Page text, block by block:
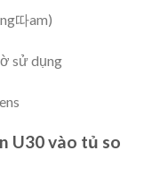
따am)
sử dụng
U30 vào tủ so